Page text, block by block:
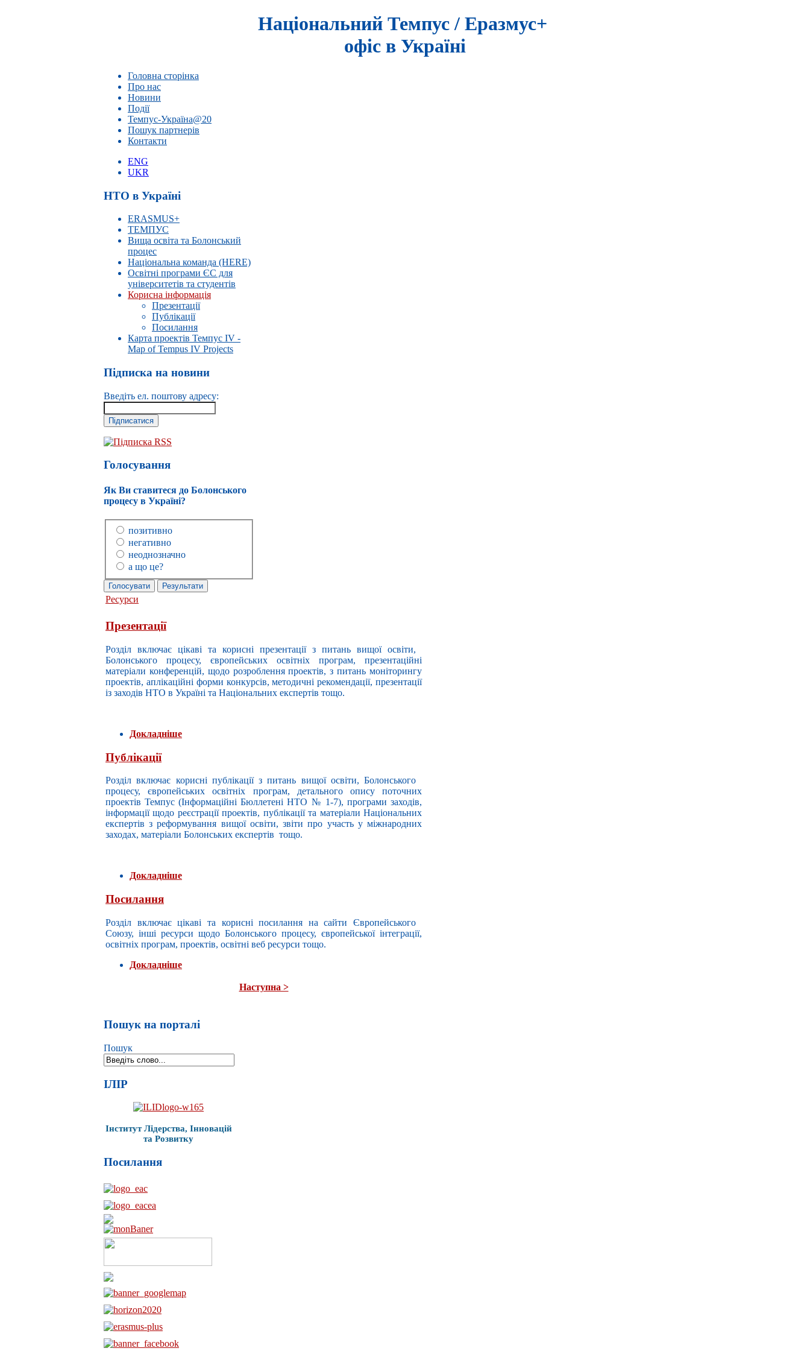
Національний Темпус / Еразмус+
офіс в Україні
Головна сторінка
Про нас
Новини
Події
Темпус-Україна@20
Пошук партнерів
Контакти
ENG
UKR
НТО в Україні
ERASMUS+
ТЕМПУС
Вища освіта та Болонський
процес
Національна команда (HERE)
Освітні програми ЄС для
університетів та студентів
Корисна інформація
Презентації
Публікації
Посилання
Карта проектів Темпус IV -
Map of Tempus IV Projects
Підписка на новини
Введіть ел. поштову адресу:
Підписка RSS
Голосування
Як Ви ставитеся до Болонського
процесу в Україні?
позитивно
негативно
неоднозначно
а що це?
Pecурси
Презентації
Розділ включає цікаві та корисні презентації з питань вищої освіти,
Болонського процесу, європейських освітніх програм, презентаційні
матеріали конференцій, щодо розроблення проектів, з питань моніторингу
проектів, аплікаційні форми конкурсів, методичні рекомендації, презентації
із заходів НТО в Україні та Національних експертів тощо.
Докладніше
Публікації
Розділ включає корисні публікації з питань вищої освіти, Болонського
процесу, європейських освітніх програм, детального опису поточних
проектів Темпус (Інформаційні Бюллетені НТО № 1-7), програми заходів,
інформації щодо реєстрації проектів, публікації та матеріали Національних
експертів з реформування вищої освіти, звіти про участь у міжнародних
заходах, матеріали Болонських експертів тощо.
Докладніше
Посилання
Розділ включає цікаві та корисні посилання на сайти Європейського
Союзу, інші ресурси щодо Болонського процесу, європейської інтеграції,
освітніх програм, проектів, освітні веб ресурси тощо.
Докладніше
Наступна >
Пошук на порталі
Пошук
ІЛІР
Інститут Лідерства, Інновацій
та Розвитку
Посилання